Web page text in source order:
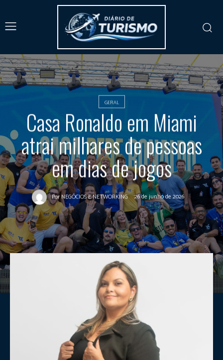
GERAL
Casa Ronaldo em Miami
atrai milhares de pessoas
em dias de jogos
PorNEGÓCIOS E NETWORKING 26 de junho de 2026